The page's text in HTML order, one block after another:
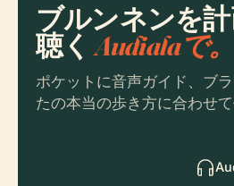
ブルンネンを計
聴くAudialaで。
ポケットに音声ガイド、ブ
たの本当の歩き方に合わせて